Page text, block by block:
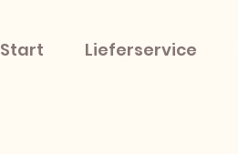
Start Lieferservice